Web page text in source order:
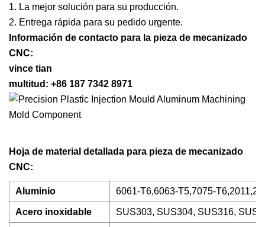
1. La mejor solución para su producción.
2. Entrega rápida para su pedido urgente.
Información de contacto para la pieza de mecanizado
CNC:
vince tian
multitud: +86 187 7342 8971
Hoja de material detallada para pieza de mecanizado
CNC:
Aluminio 6061-T6,6063-T5,7075-
Acero inoxidable SUS303, SUS304, SUS316,